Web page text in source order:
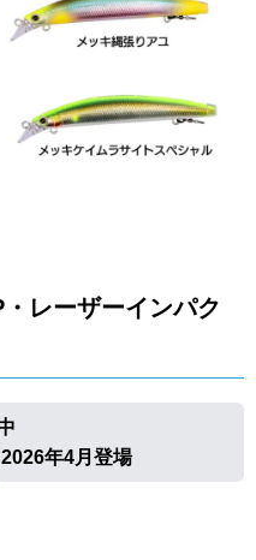
レーザーインパク
年4月登場